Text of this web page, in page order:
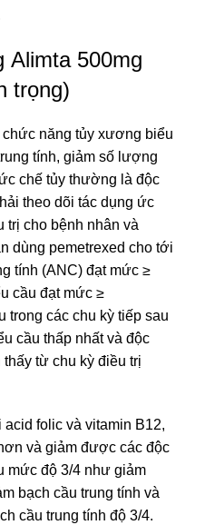
Alimta 500mg
trọng)
năng tủy xương biểu
tính, giảm số lượng
chế tủy thường là độc
theo dõi tác dụng ức
trị cho bệnh nhân và
dùng pemetrexed cho tới
tính (ANC) đạt mức ≥
cầu đạt mức ≥
trong các chu kỳ tiếp sau
cầu thấp nhất và độc
từ chu kỳ điều trị
folic và vitamin B12,
và giảm được các độc
mức độ 3/4 như giảm
bạch cầu trung tính và
cầu trung tính độ 3/4.